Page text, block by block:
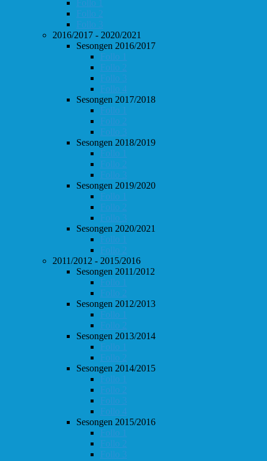
Follo 1
Follo 2
Follo 3
2016/2017 - 2020/2021
Sesongen 2016/2017
Follo 1
Follo 2
Follo 3
Follo 4
Sesongen 2017/2018
Follo 1
Follo 2
Follo 3
Sesongen 2018/2019
Follo 1
Follo 2
Follo 3
Sesongen 2019/2020
Follo 1
Follo 2
Follo 3
Sesongen 2020/2021
Follo 1
Follo 2
2011/2012 - 2015/2016
Sesongen 2011/2012
Follo 1
Follo 2
Sesongen 2012/2013
Follo 1
Follo 2
Sesongen 2013/2014
Follo 1
Follo 2
Sesongen 2014/2015
Follo 1
Follo 2
Follo 3
Follo 4
Sesongen 2015/2016
Follo 1
Follo 2
Follo 3